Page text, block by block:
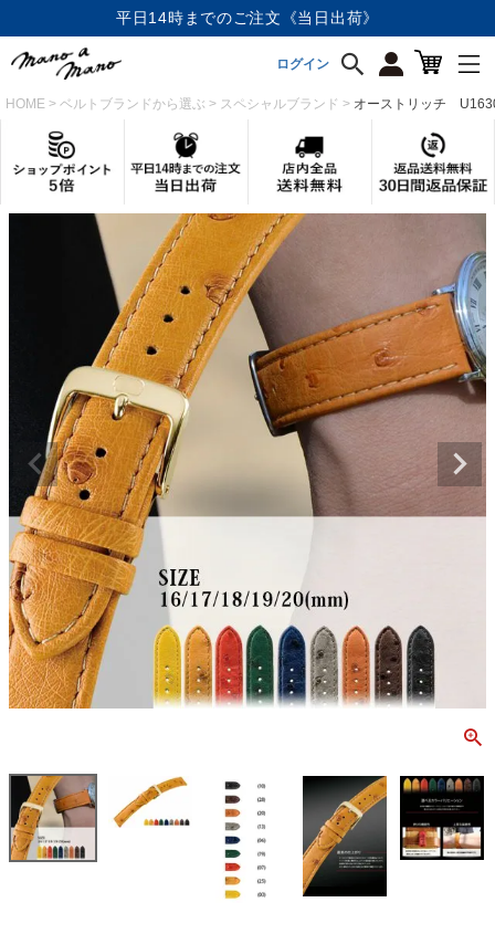
平日14時までのご注文《当日出荷》
ログイン
HOME ベルトブランドから選ぶ スペシャルブランド オーストリッチ